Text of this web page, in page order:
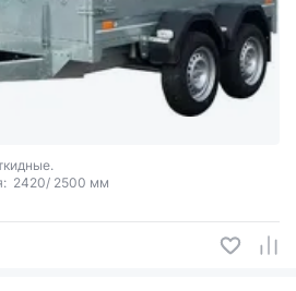
2420/ 2500 мм